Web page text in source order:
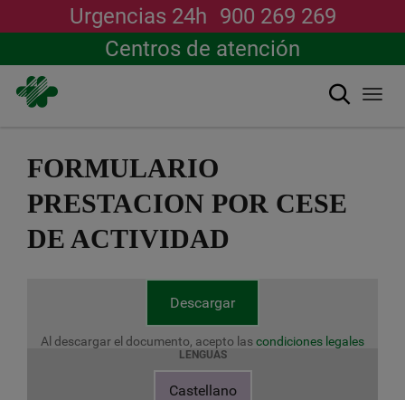
contenido
Urgencias 24h 900 269 269
Centros de atención
Buscar
FORMULARIO
PRESTACION POR CESE
DE ACTIVIDAD
Descargar
Al descargar el documento, acepto lascondiciones legales
LENGUAS
Castellano